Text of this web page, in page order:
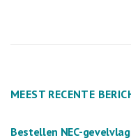
MEEST RECENTE
Bestellen NEC-